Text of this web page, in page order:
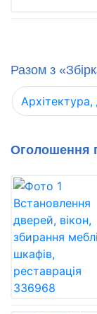
Разом з
Архітектура,
Оголошення